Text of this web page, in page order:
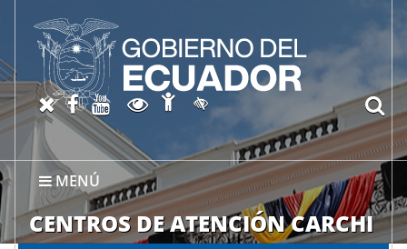
MENÚ
CENTROS DE ATENCIÓN CARCHI
X oficial del SRI
Facebook oficial SRI
Canal del SRI en YouTube
Abrir página de
Abrir página de
Activar/quitar contraste